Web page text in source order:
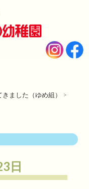
園
ました（ゆめ組）
>
日